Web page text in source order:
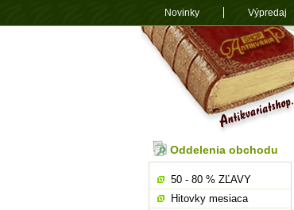
Oddelenia obchodu
50 - 80 % ZĽAVY
Hitovky mesiaca
Novinky Výpredaj